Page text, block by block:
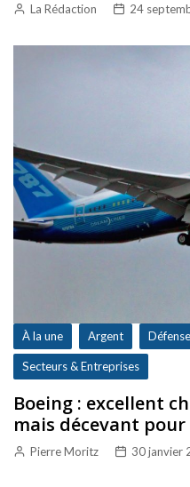
La Rédaction 24
À la une Argent
Secteurs & Entreprises
Boeing : excellent
mais décevant pour
Pierre Moritz 30 janvier